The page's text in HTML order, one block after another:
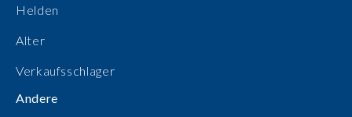
Helden
Alter
Verkaufsschlager
Andere